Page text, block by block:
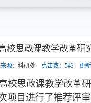
校思政课教学改革研
来源： 科研处 点击数： 543 更新
校思政课教学改革
项目 进行了推荐评